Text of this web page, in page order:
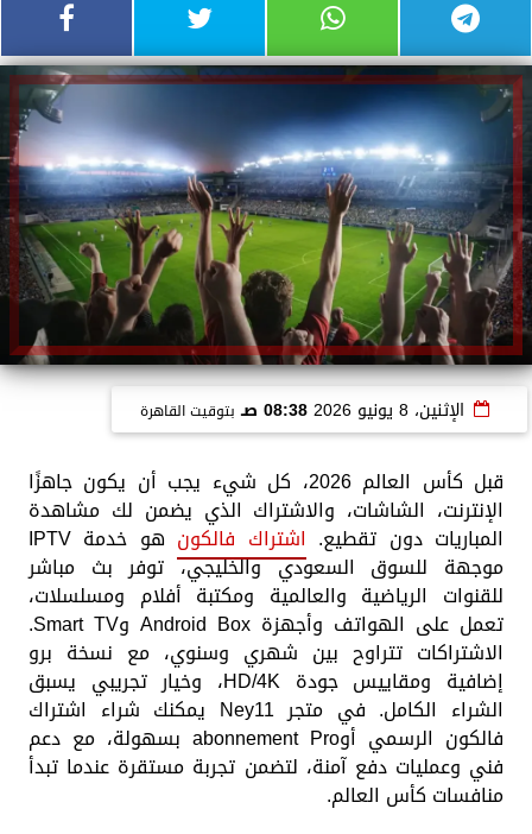
الإثنين، 8 يونيو 2026 08:38 صـ بتوقيت القاهرة
قبل كأس العالم 2026، كل شيء يجب أن يكون جاهزًا
الإنترنت، الشاشات، والاشتراك الذي يضمن لك مشاهدة
المباريات دون تقطيع. اشتراك فالكون هو خدمة IPTV
موجهة للسوق السعودي والخليجي، توفر بث مباشر
للقنوات الرياضية والعالمية ومكتبة أفلام ومسلسلات،
تعمل على الهواتف وأجهزة Android Box وSmart TV.
الاشتراكات تتراوح بين شهري وسنوي، مع نسخة برو
إضافية ومقاييس جودة HD/4K، وخيار تجريبي يسبق
الشراء الكامل. في متجر Ney11 يمكنك شراء اشتراك
فالكون الرسمي أوabonnement Pro بسهولة، مع دعم
فني وعمليات دفع آمنة، لتضمن تجربة مستقرة عندما تبدأ
منافسات كأس العالم.